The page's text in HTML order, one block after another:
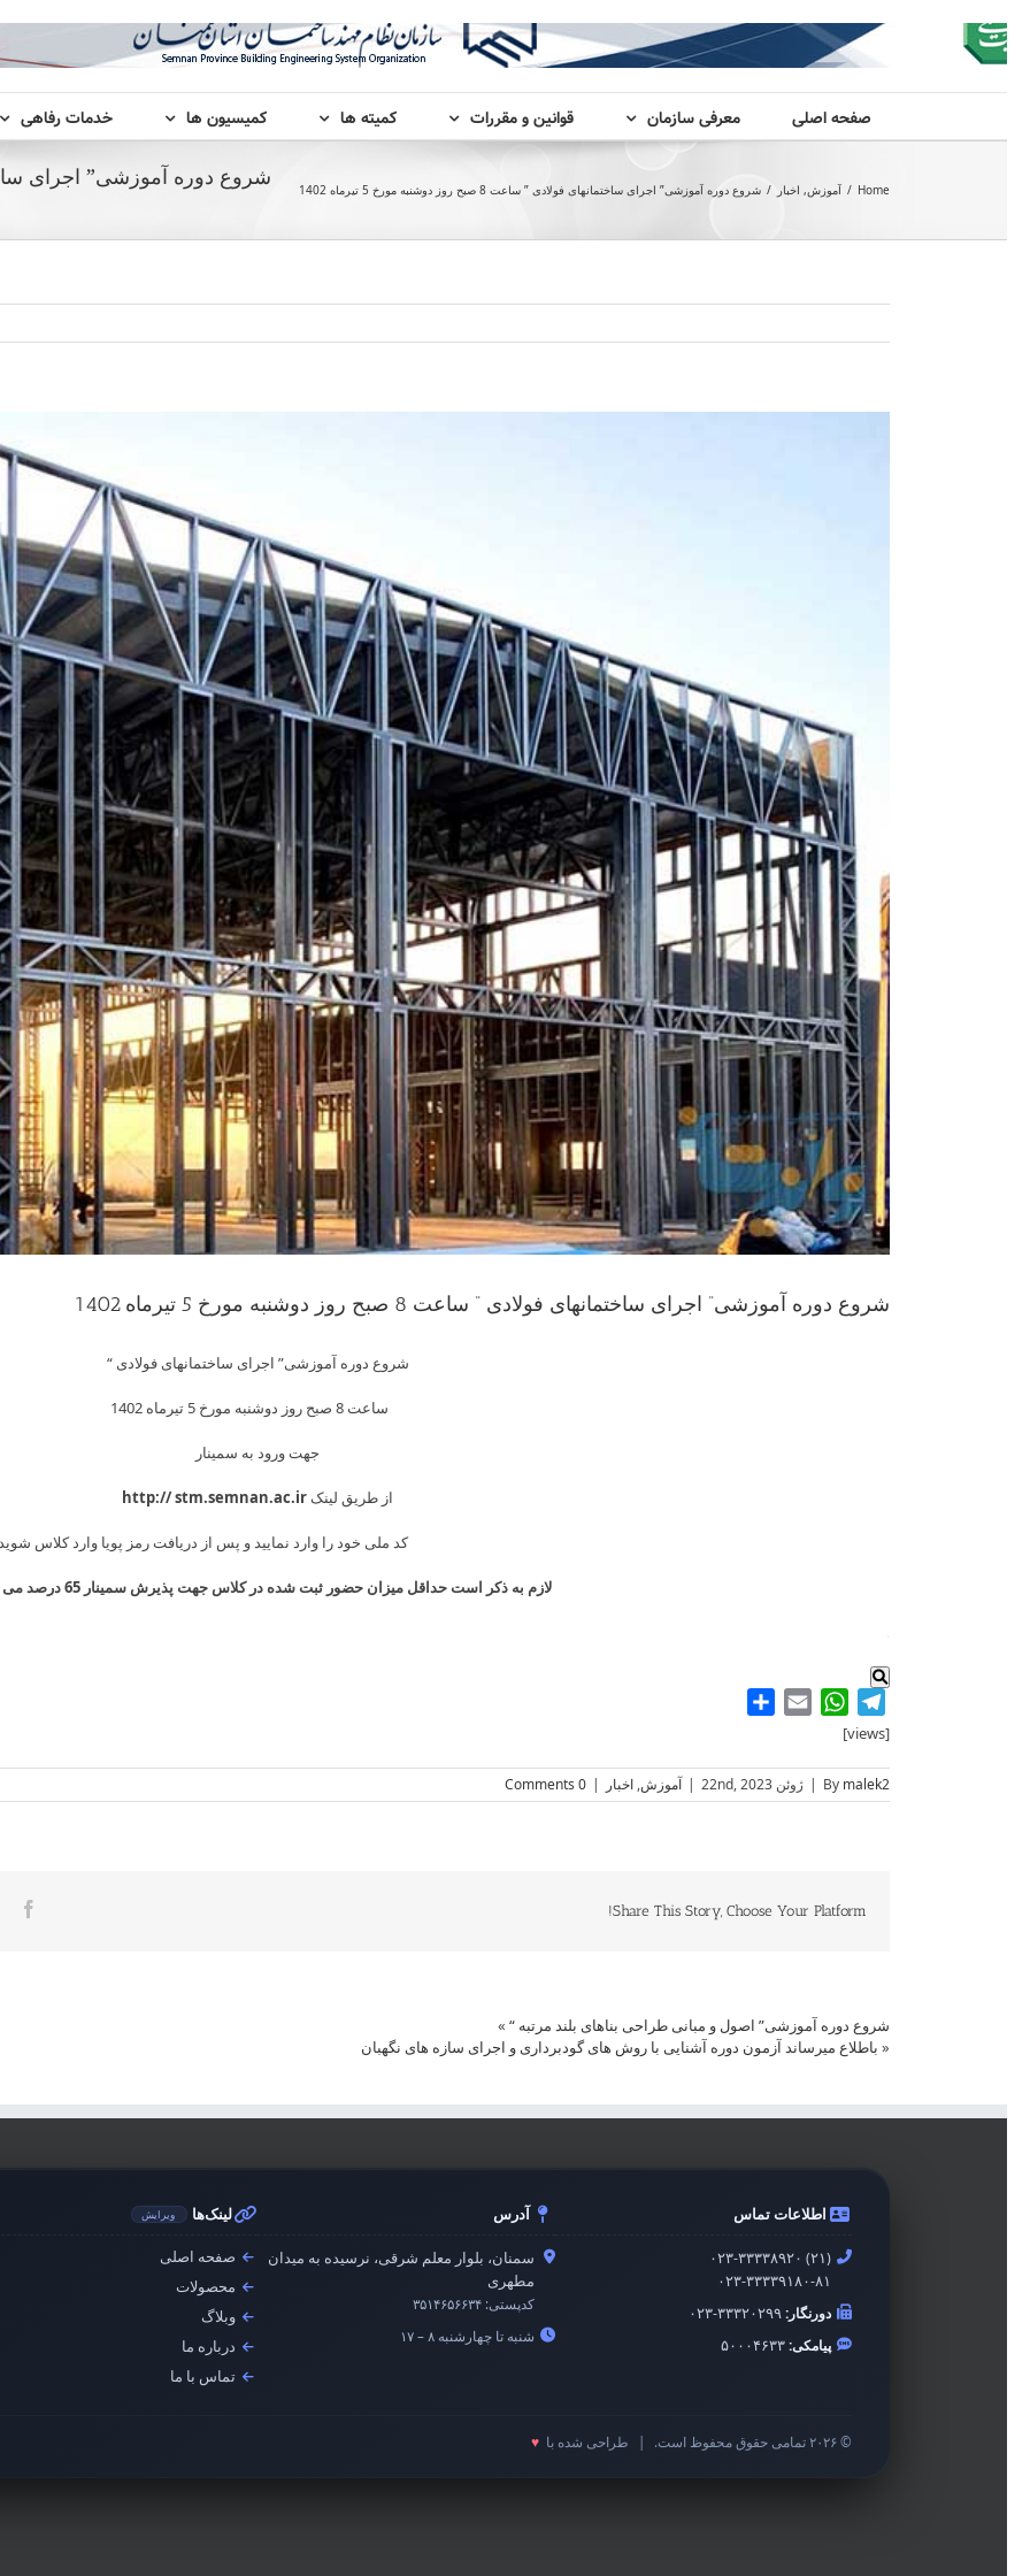
Skip
to
صفحه اصلی معرفی سازمان قوانین و مقررات کمیته ها کمیسیون ها خدمات رفاهی
Home
/ آموزش, اخبار / شروع دوره آموزشی” اجرای ساختمانهای فولادی ” ساعت 8 صبح روز دوشنبه مورخ 5 تیرماه 1402
شروع دوره آموزشی” اجرای ساختمانهای فولادی ” ساعت 8 صبح روز دوشنبه مورخ 5 تیرماه 1402
شروع دوره آموزشی” اجرای ساختمانهای فولادی “
ساعت 8 صبح روز دوشنبه مورخ 5 تیرماه 1402
جهت ورود به سمینار
از طریق لینک http://stm.semnan.ac.ir
کد ملی خود را وارد نمایید و پس از دریافت رمز پویا وارد کلاس
لازم به ذکر است حداقل میزان حضور ثبت شده در کلاس جهت پذیرش سمینار 65 درصد می باشد.
.
Telegram
WhatsApp
Email
[views]
By malek2
| ژوئن 22nd, 2023 | آموزش, اخبار |
0 Comments
Share This Story, Choose Your Platform!
شروع دوره آموزشی” اصول و مبانی طراحی بناهای بلند مرتبه “ »
« باطلاع ­می­رساند ­آزمون ­دوره آشنایی با روش های گودبرداری و اجرای سازه های نگهبان
اطلاعات تماس
۰۲۳-۳۳۳۳۸۹۲۰ (۲۱)
۰۲۳-۳۳۳۳۹۱۸۰-۸۱
دورنگار:۰۲۳-۳۳۳۲۰۲۹۹
پیامکی:۵۰۰۰۴۶۳۳
آدرس
سمنان، بلوار معلم شرقی، نرسیده به میدان
مطهری
کدپستی:۳۵۱۴۶۵۶۶۳۴
شنبه تا چهارشنبه ۸ – ۱۷
لینک‌ها ویرایش
صفحه اصلی
محصولات
وبلاگ
درباره ما
تماس با ما
© ۲۰۲۶ تمامی حقوق محفوظ است. طراحی شده با ♥